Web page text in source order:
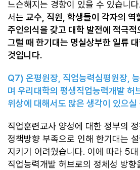
느슨해지는 경향이 있을 수 있습니
서는 교수, 직원, 학생들이 각자의 역
주인의식을 갖고 대학 발전에 적극
그럴 때 한기대는 명실상부한 일류
것입니다.
Q7) 온평원장 직업능력심평원장
며 우리대학의 평생직업능력개발 허
위상에 대해서도 많은 생각이 있으실
직업훈련교사 양성에 대한 정부의
정책방향 부족으로 인해 한기대는
지키기 어려웠습니다. 이에 따라 5
직업능력개발 허브로의 정체성 방향